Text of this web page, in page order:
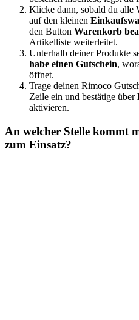
Klicke dann, sobald du alle
auf den kleinen
den Button Warenkorb
Artikelliste weiterleitet.
Unterhalb deiner Produkte
habe einen Gutschein,
öffnet.
Trage deinen Rimoco
Zeile ein und bestätige über
aktivieren.
An welcher Stelle kommt
zum Einsatz?